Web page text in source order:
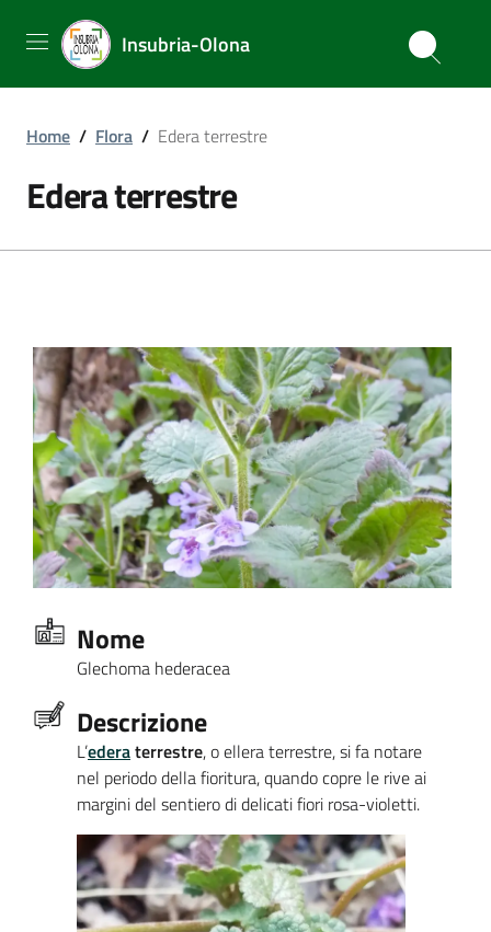
Insubria-Olona
Home / Flora / Edera terrestre
Edera terrestre
Nome
Glechoma hederacea
Descrizione
L’ederaterrestre, o ellera terrestre, si fa notare
nel periodo della fioritura, quando copre le rive ai
margini del sentiero di delicati fiori rosa-violetti.